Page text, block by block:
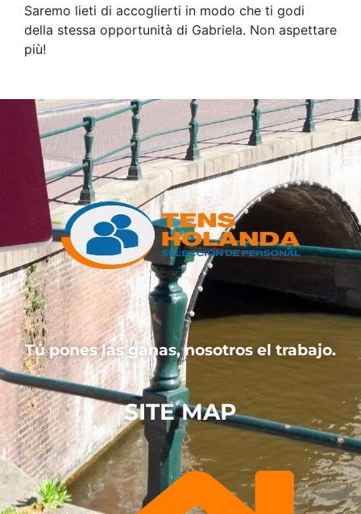
Saremo lieti di accoglierti in ​​modo che ti godi
della stessa opportunità di Gabriela. Non aspettare
più!
Tú pones las ganas, nosotros el trabajo.
SITE MAP